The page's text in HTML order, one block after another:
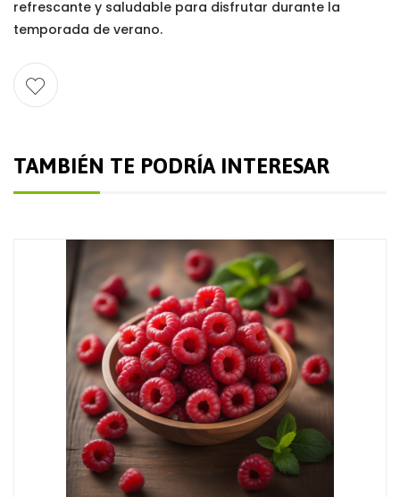
refrescante y saludable para disfrutar durante la
temporada de verano.
TAMBIÉN TE PODRÍA INTERESAR